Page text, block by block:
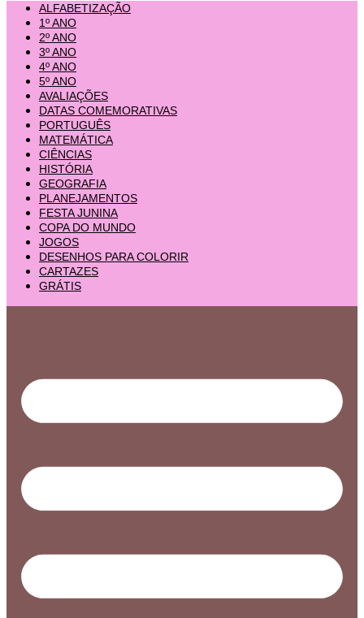
ALFABETIZAÇÃO
1º ANO
2º ANO
3º ANO
4º ANO
5º ANO
AVALIAÇÕES
DATAS COMEMORATIVAS
PORTUGUÊS
MATEMÁTICA
CIÊNCIAS
HISTÓRIA
GEOGRAFIA
PLANEJAMENTOS
FESTA JUNINA
COPA DO MUNDO
JOGOS
DESENHOS PARA COLORIR
CARTAZES
GRÁTIS